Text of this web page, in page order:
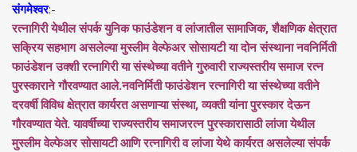
संगमेश्वर:-
रत्नागिरी येथील संपर्क युनिक फाउंडेशन व लांजातील सामाजिक, शैक्षणिक क्षेत्रात
सक्रिय सहभाग असलेल्या मुस्लीम वेल्फेअर सोसायटी या दोन संस्थाना नवनिर्मिती
फाउंडेशन उक्शी रत्नागिरी या संस्थेच्या वतीने गुरुवारी राज्यस्तरीय समाज रत्न
पुरस्काराने गौरवण्यात आले.नवनिर्मिती फाउंडेशन रत्नागिरी या संस्थेच्या वतीने
दरवर्षी विविध क्षेत्रात कार्यरत असणाऱ्या संस्था, व्यक्ती यांना पुरस्कार देऊन
गौरवण्यात येते. यावर्षीच्या राज्यस्तरीय समाजरत्न पुरस्कारासाठी लांजा येथील
मुस्लीम वेल्फेअर सोसायटी आणि रत्नागिरी व लांजा येथे कार्यरत असलेल्या संपर्क